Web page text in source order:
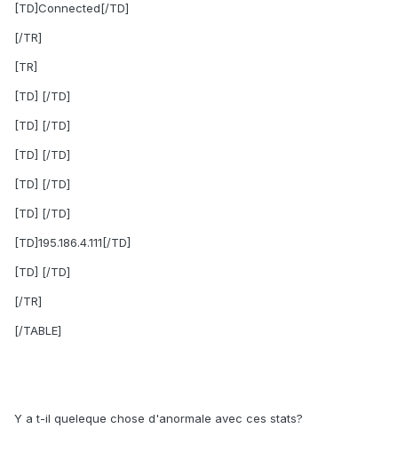
[TD]Connected[/TD]
[/TR]
[TR]
[TD] [/TD]
[TD] [/TD]
[TD] [/TD]
[TD] [/TD]
[TD] [/TD]
[TD]195.186.4.111[/TD]
[TD] [/TD]
[/TR]
[/TABLE]
Y a t-il queleque chose d'anormale avec ces stats?